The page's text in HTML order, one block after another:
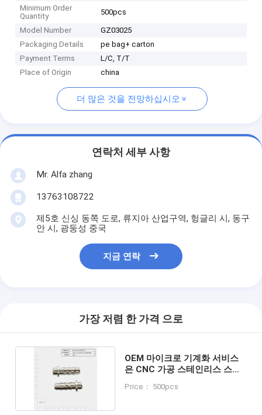
Minimum Order
Quantity
500pcs
Model Number
GZ03025
Packaging Details
pe bag+ carton
Payment Terms
L/C, T/T
Place of Origin
china
더 많은 것을 전망하십시오
연락처 세부 사항
Mr. Alfa zhang
13763108722
제5호 신싱 동쪽 도로, 류지아 산업구역, 헝글리 시, 동구
안 시, 광둥성 중국
지금 연락
가장 저렴 한 가격 으로
OEM 마이크로 기계화 서비스
은 CNC 가공 스테인리스 스틸
Price： 500pcs